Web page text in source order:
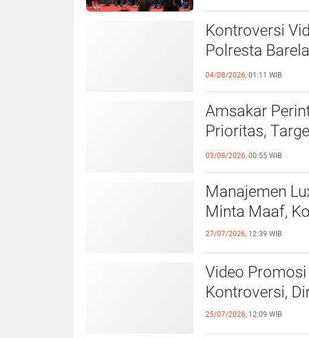
Kontroversi
Polresta
Pelanggaran
04/08/2026, 01:11 WIB
Amsakar
Prioritas,
Lampaui 50
03/08/2026, 00:55 WIB
Manajemen
Minta Maaf,
27/07/2026, 12:39 WIB
Video
Kontroversi,
25/07/2026, 12:09 WIB